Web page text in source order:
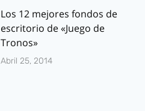
Los 12 mejores fondos de
escritorio de «Juego de
Tronos»
Abril 25, 2014